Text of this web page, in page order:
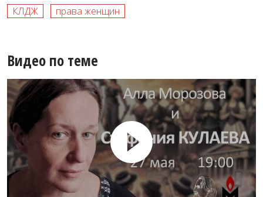
КЛДЖ права женщин
Видео по теме